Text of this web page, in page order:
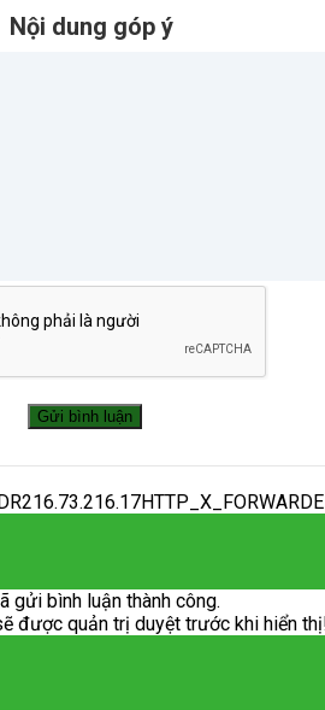
Nội dung góp ý
gửi bình luận thành công.
được quản trị duyệt trước khi hiển